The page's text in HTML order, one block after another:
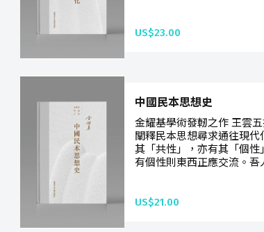
US$23.00
中國民本思想史
金耀基學術發軔之作 王雲
闡釋民本思想尋求通往現
其「共性」，亦有其「個性
有個性則東西正應交流。吾
US$21.00